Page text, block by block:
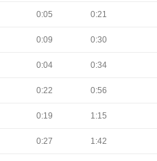
0:05 0:21
0:09 0:30
0:04 0:34
0:22 0:56
0:19 1:15
0:27 1:42